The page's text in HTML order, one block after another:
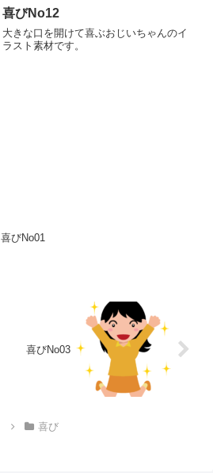
喜びNo12
大きな口を開けて喜ぶおじいちゃんのイ
ラスト素材です。
喜びNo01
喜びNo03
喜び